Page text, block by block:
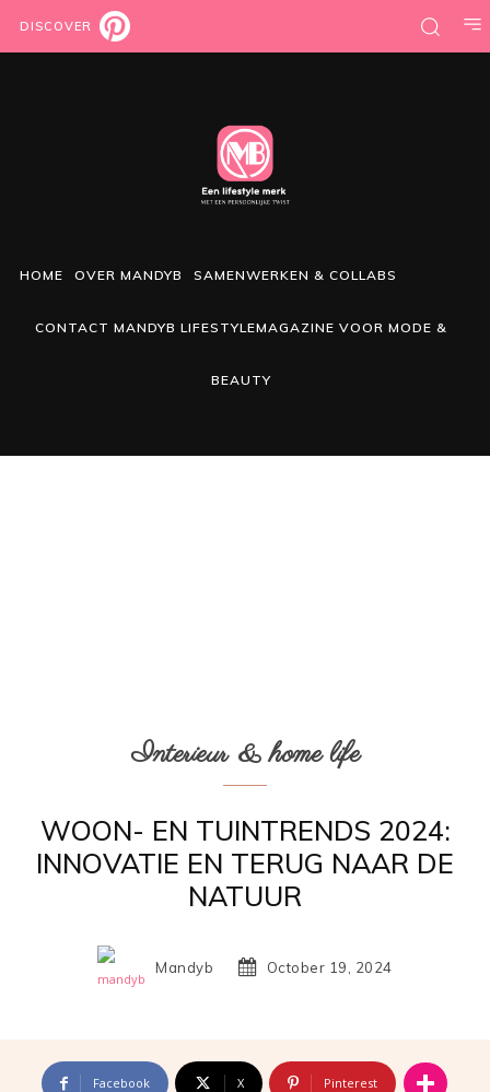
DISCOVER
HOME OVER MANDYB SAMENWERKEN & COLLABS
CONTACT MANDYB LIFESTYLEMAGAZINE VOOR MODE &
BEAUTY
Interieur & home life
WOON- EN TUINTRENDS 2024:
INNOVATIE EN TERUG NAAR DE
NATUUR
Mandyb October 19, 2024
Facebook X Pinterest